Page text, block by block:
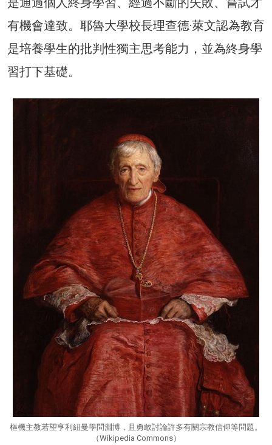
有機會達致。耶魯大學校長理查德·萊文認為教育
是培養學生的批判性獨主思考能力，並為終身學
習打下基礎。
樞機主教若望亨利紐曼學問淵博，且勇敢討論許多有關宗教信仰等問題。
（Wikipedia Commons）